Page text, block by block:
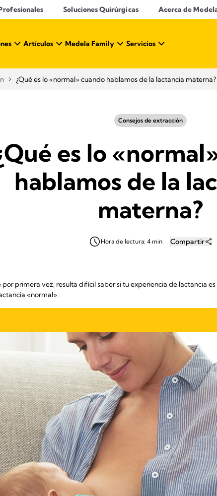
Soluciones Quirúrgicas Acerca de
Artículos Medela Family Servicios
¿Qué es lo «normal» cuando hablamos de la lactancia materna?
Consejos de extracción
es lo
hablamos de la
materna?
Hora de lectura: 4 min. Compartir
primera vez, resulta difícil saber si tu experiencia de lactancia
«normal».